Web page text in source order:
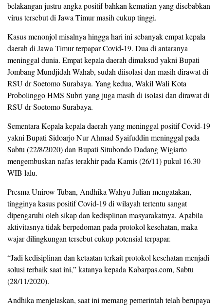
belakangan justru angka positif bahkan kematian yang disebabkan
virus tersebut di Jawa Timur masih cukup tinggi.
Kasus menonjol misalnya hingga hari ini sebanyak empat kepala
daerah di Jawa Timur terpapar Covid-19. Dua di antaranya
meninggal dunia. Empat kepala daerah dimaksud yakni Bupati
Jombang Mundjidah Wahab, sudah diisolasi dan masih dirawat di
RSU dr Soetomo Surabaya. Yang kedua, Wakil Wali Kota
Probolinggo HMS Subri yang juga masih di isolasi dan dirawat di
RSU dr Soetomo Surabaya.
Sementara Kepala kepala daerah yang meninggal positif Covid-19
yakni Bupati Sidoarjo Nur Ahmad Syaifuddin meninggal pada
Sabtu (22/8/2020) dan Bupati Situbondo Dadang Wigiarto
mengembuskan nafas terakhir pada Kamis (26/11) pukul 16.30
WIB lalu.
Presma Unirow Tuban, Andhika Wahyu Julian mengatakan,
tingginya kasus positif Covid-19 di wilayah tertentu sangat
dipengaruhi oleh sikap dan kedisplinan masyarakatnya. Apabila
aktivitasnya tidak berpedoman pada protokol kesehatan, maka
wajar dilingkungan tersebut cukup potensial terpapar.
“Jadi kedisiplinan dan ketaatan terkait protokol kesehatan menjadi
solusi terbaik saat ini,” katanya kepada Kabarpas.com, Sabtu
(28/11/2020).
Andhika menjelaskan, saat ini memang pemerintah telah berupaya